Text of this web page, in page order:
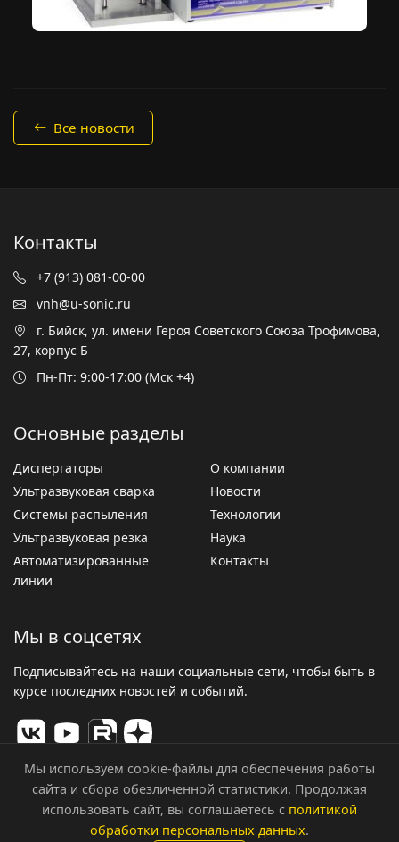
Все новости
Контакты
+7 (913) 081-00-00
vnh@u-sonic.ru
г. Бийск, ул. имени Героя Советского Союза Трофимова,
27, корпус Б
Пн-Пт: 9:00-17:00 (Мск +4)
Основные разделы
Диспергаторы
Ультразвуковая сварка
Системы распыления
Ультразвуковая резка
Автоматизированные
линии
О компании
Новости
Технологии
Наука
Контакты
Мы в соцсетях
Подписывайтесь на наши социальные сети, чтобы быть в
курсе последних новостей и событий.
© 2026 ООО «Центр Ультразвуковых Технологий». Все
права защищены.
Политика конфиденциальности
Мы используем cookie-файлы для обеспечения работы
сайта и сбора обезличенной статистики. Продолжая
использовать сайт, вы соглашаетесь с политикой
обработки персональных данных.